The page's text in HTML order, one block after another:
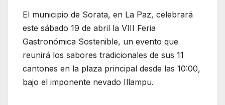
El municipio de Sorata, en La Paz, celebrará
este sábado 19 de abril la VIII Feria
Gastronómica Sostenible, un evento que
reunirá los sabores tradicionales de sus 11
cantones en la plaza principal desde las 10:00,
bajo el imponente nevado Illampu.